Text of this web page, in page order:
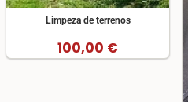
Limpeza de terrenos
100,00 €